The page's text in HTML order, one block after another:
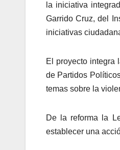
la iniciativa
Garrido Cruz, del
iniciativas
El proyecto integra
de Partidos
temas sobre la
De la reforma la
establecer una